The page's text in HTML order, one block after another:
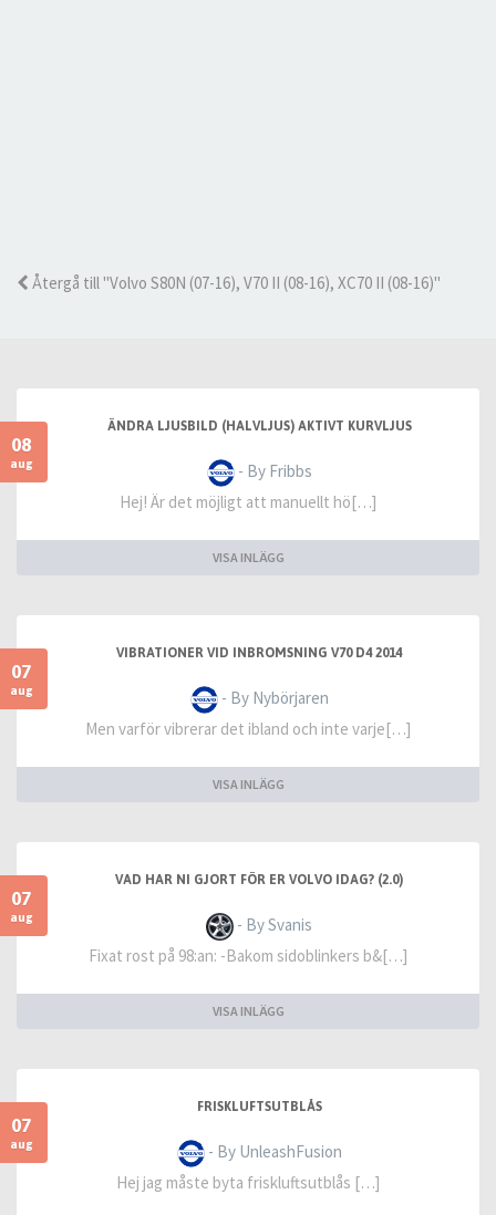
Återgå till "Volvo S80N (07-16), V70 II (08-16), XC70 II (08-16)"
08
aug
ÄNDRA LJUSBILD (HALVLJUS) AKTIVT KURVLJUS
- By Fribbs
Hej! Är det möjligt att manuellt hö[…]
VISA INLÄGG
07
aug
VIBRATIONER VID INBROMSNING V70 D4 2014
- By Nybörjaren
Men varför vibrerar det ibland och inte varje[…]
VISA INLÄGG
07
aug
VAD HAR NI GJORT FÖR ER VOLVO IDAG? (2.0)
- By Svanis
Fixat rost på 98:an: -Bakom sidoblinkers b&[…]
VISA INLÄGG
07
aug
FRISKLUFTSUTBLÅS
- By UnleashFusion
Hej jag måste byta friskluftsutblås […]